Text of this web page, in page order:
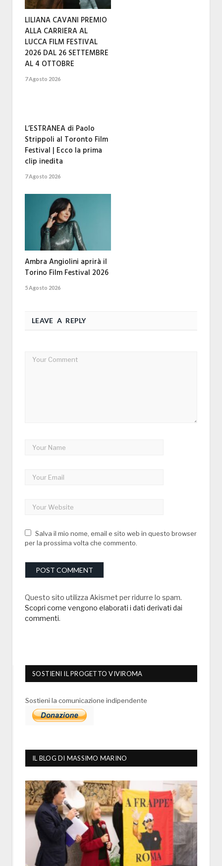
LILIANA CAVANI PREMIO
ALLA CARRIERA AL
LUCCA FILM FESTIVAL
2026 DAL 26 SETTEMBRE
AL 4 OTTOBRE
7 Agosto 2026
L’ESTRANEA di Paolo
Strippoli al Toronto Film
Festival | Ecco la prima
clip inedita
7 Agosto 2026
Ambra Angiolini aprirà il
Torino Film Festival 2026
5 Agosto 2026
LEAVE A REPLY
Salva il mio nome, email e sito web in questo browser
per la prossima volta che commento.
Questo sito utilizza Akismet per ridurre lo spam.
Scopri come vengono elaborati i dati derivati dai
commenti.
SOSTIENI IL PROGETTO VIVIROMA
Sostieni la comunicazione indipendente
IL BLOG DI MASSIMO MARINO